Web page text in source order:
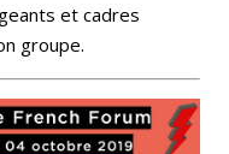
et cadres
groupe.